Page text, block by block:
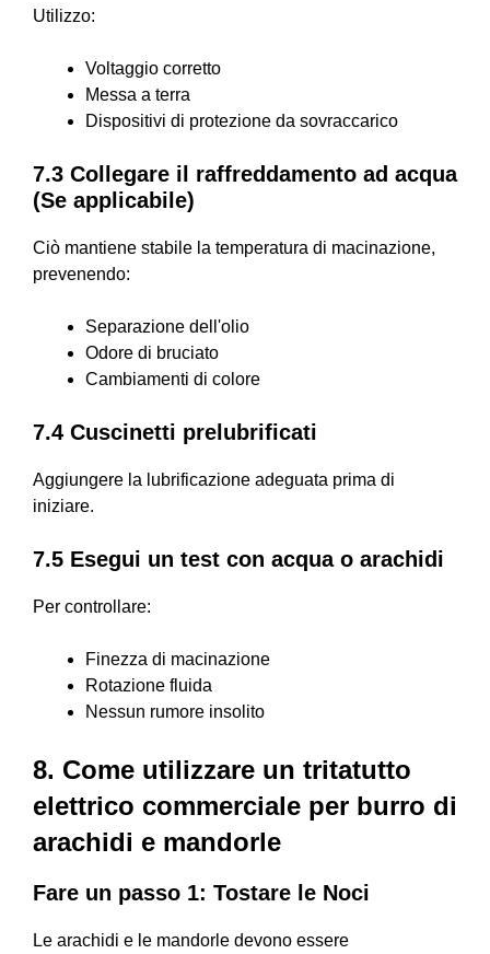
Utilizzo:
Voltaggio corretto
Messa a terra
Dispositivi di protezione da sovraccarico
7.3 Collegare il raffreddamento ad acqua
(Se applicabile)
Ciò mantiene stabile la temperatura di macinazione,
prevenendo:
Separazione dell'olio
Odore di bruciato
Cambiamenti di colore
7.4 Cuscinetti prelubrificati
Aggiungere la lubrificazione adeguata prima di
iniziare.
7.5 Esegui un test con acqua o arachidi
Per controllare:
Finezza di macinazione
Rotazione fluida
Nessun rumore insolito
8. Come utilizzare un tritatutto
elettrico commerciale per burro di
arachidi e mandorle
Fare un passo 1: Tostare le Noci
Le arachidi e le mandorle devono essere